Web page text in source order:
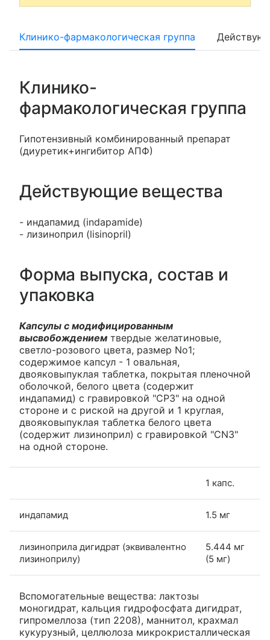
Клинико-фармакологическая группа
Клинико-
фармакологическая группа
Гипотензивный комбинированный препарат
(диуретик+ингибитор АПФ)
Действующие вещества
- индапамид (indapamide)
- лизиноприл (lisinopril)
Форма выпуска, состав и
упаковка
Капсулы с модифицированным
высвобождением твердые желатиновые,
светло-розового цвета, размер No1;
содержимое капсул - 1 овальная,
двояковыпуклая таблетка, покрытая пленочной
оболочкой, белого цвета (содержит
индапамид) с гравировкой "СР3" на одной
стороне и с риской на другой и 1 круглая,
двояковыпуклая таблетка белого цвета
(содержит лизиноприл) с гравировкой "CN3"
на одной стороне.
1 капс.
индапамид 1.5 мг
лизиноприла дигидрат (эквивалентно
лизиноприлу)
5.444 мг
(5 мг)
Вспомогательные вещества: лактозы
моногидрат, кальция гидрофосфата дигидрат,
гипромеллоза (тип 2208), маннитол, крахмал
кукурузный, целлюлоза микрокристаллическая